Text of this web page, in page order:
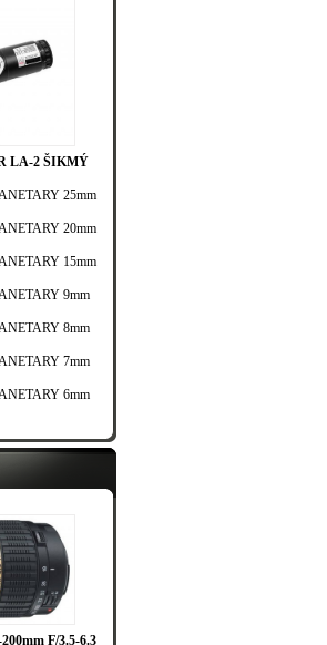
LA-2 ŠIKMÝ
25mm
20mm
15mm
9mm
8mm
7mm
6mm
F/3.5-6.3